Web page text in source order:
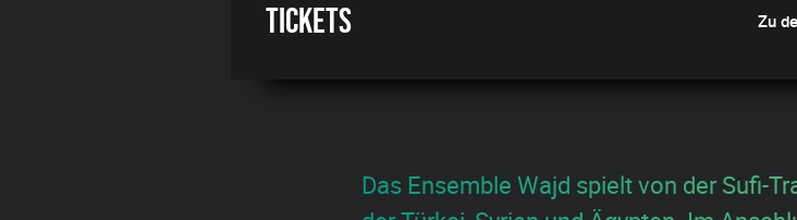
Tickets Zu
Das Ensemble Wajd spielt von der Sufi-